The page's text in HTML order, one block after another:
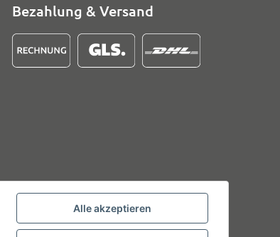
Alle akzeptieren
Bezahlung & Versand